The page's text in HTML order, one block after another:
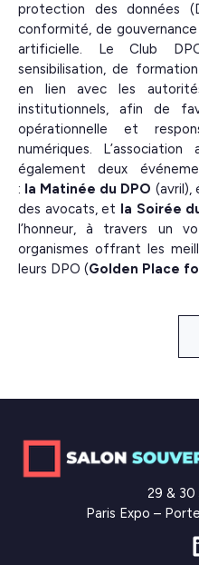
protection des données
conformité, de
artificielle. Le Club
sensibilisation, de
en lien avec les
institutionnels, afin de
opérationnelle et
numériques.
également deux
: la Matinée du DPO (avril),
des avocats, et la Soirée
l’honneur, à travers un
organismes offrant les
leurs DPO (Golden Place
29 & 30
Paris Expo –